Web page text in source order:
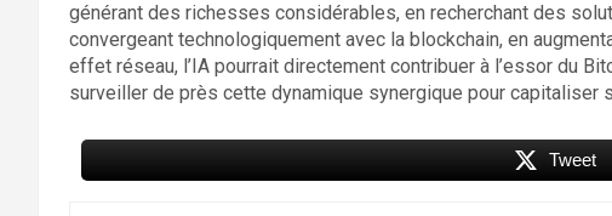
générant des richesses considérables, en recherchant des
convergeant technologiquement avec la blockchain, en
effet réseau, l’IA pourrait directement contribuer à l’essor du
surveiller de près cette dynamique synergique pour capitaliser
Tweet